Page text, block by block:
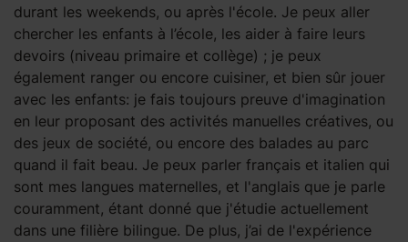
durant les weekends, ou après l'école. Je peux aller
chercher les enfants à l’école, les aider à faire leurs
devoirs (niveau primaire et collège) ; je peux
également ranger ou encore cuisiner, et bien sûr jouer
avec les enfants: je fais toujours preuve d'imagination
en leur proposant des activités manuelles créatives, ou
des jeux de société, ou encore des balades au parc
quand il fait beau. Je peux parler français et italien qui
sont mes langues maternelles, et l'anglais que je parle
couramment, étant donné que j'étudie actuellement
dans une filière bilingue. De plus, j’ai de l'expérience